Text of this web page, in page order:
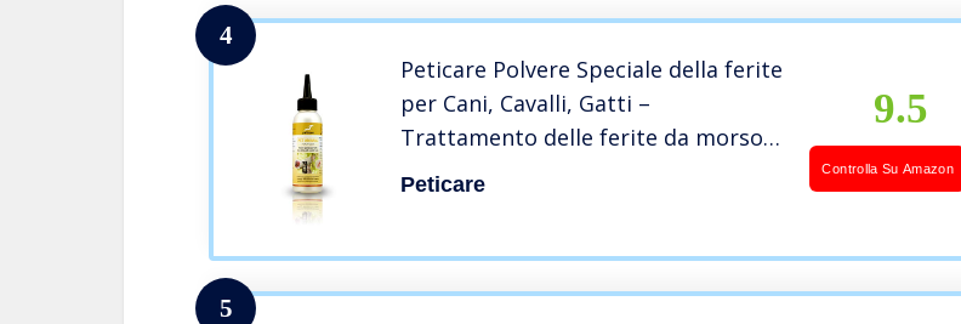
4
Peticare Polvere Speciale della ferite
per Cani, Cavalli, Gatti –
Trattamento delle ferite da morso,
Abrasioni, accelera l’emostasi,
Peticare
9.5
Controlla Su Amazon
5